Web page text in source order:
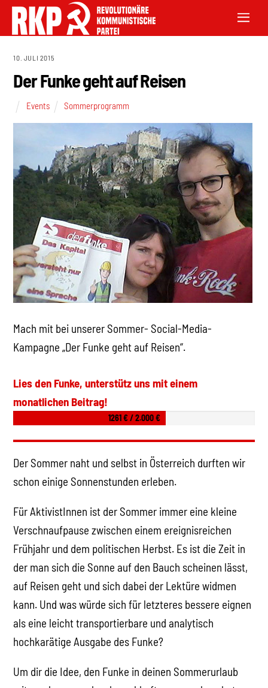
10. JULI 2015
Der Funke geht auf Reisen
Events Sommerprogramm
Mach mit bei unserer Sommer- Social-Media-
Kampagne „Der Funke geht auf Reisen“.
Lies den Funke, unterstütz uns mit einem
monatlichen Beitrag!
1261 € / 2.000 €
Der Sommer naht und selbst in Österreich durften wir
schon einige Sonnenstunden erleben.
Für AktivistInnen ist der Sommer immer eine kleine
Verschnaufpause zwischen einem ereignisreichen
Frühjahr und dem politischen Herbst. Es ist die Zeit in
der man sich die Sonne auf den Bauch scheinen lässt,
auf Reisen geht und sich dabei der Lektüre widmen
kann. Und was würde sich für letzteres bessere eignen
als eine leicht transportierbare und analytisch
hochkarätige Ausgabe des Funke?
Um dir die Idee, den Funke in deinen Sommerurlaub